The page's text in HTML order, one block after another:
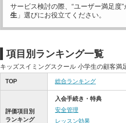
サービス検討の際、“ユーザー満足度
生 」選びにお役立てください。
項目別ランキング一覧
キッズスイミングスクール 小学生の顧客満
TOP 総合ランキング
評価項目別
ランキング
入会手続き・特典
安全管理
レッスン効果